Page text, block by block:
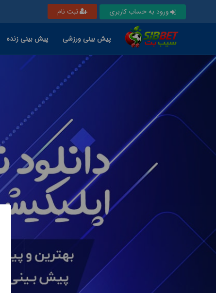
ورود به حساب کاربری ثبت نام
پیش بینی ورزشی پیش بینی زنده